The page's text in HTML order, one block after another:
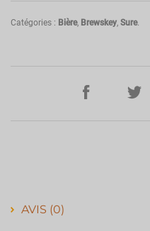
Catégories : Bière, Brewskey, Sure.
AVIS (0)